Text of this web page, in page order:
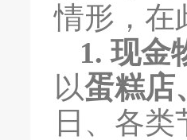
情形，在
1.现金
以蛋糕店
日、各